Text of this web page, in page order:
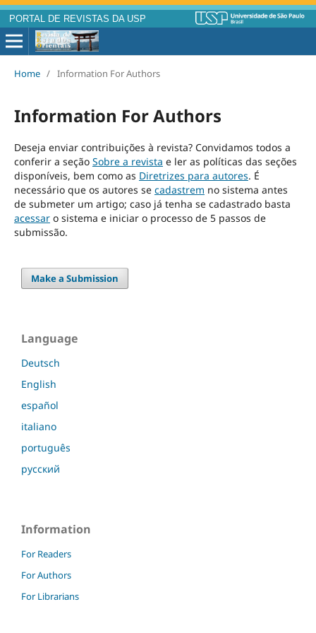
PORTAL DE REVISTAS DA USP
Home / Information For Authors
Information For Authors
Deseja enviar contribuições à revista? Convidamos todos a
conferir a seção Sobre a revista e ler as políticas das seções
disponíveis, bem como as Diretrizes para autores. É
necessário que os autores se cadastrem no sistema antes
de submeter um artigo; caso já tenha se cadastrado basta
acessaro sistema e iniciar o processo de 5 passos de
submissão.
Make a Submission
Language
Deutsch
English
español
italiano
português
русский
Information
For Readers
For Authors
For Librarians